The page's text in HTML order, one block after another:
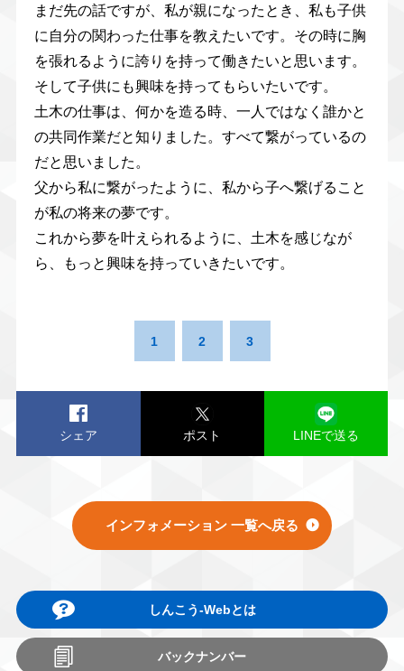
まだ先の話ですが、私が親になったとき、私も子供
に自分の関わった仕事を教えたいです。その時に胸
を張れるように誇りを持って働きたいと思います。
そして子供にも興味を持ってもらいたいです。
土木の仕事は、何かを造る時、一人ではなく誰かと
の共同作業だと知りました。すべて繋がっているの
だと思いました。
父から私に繋がったように、私から子へ繋げること
が私の将来の夢です。
これから夢を叶えられるように、土木を感じなが
ら、もっと興味を持っていきたいです。
1 2 3
シェア ポスト LINEで送る
インフォメーション 一覧へ戻る
しんこう-Webとは
バックナンバー